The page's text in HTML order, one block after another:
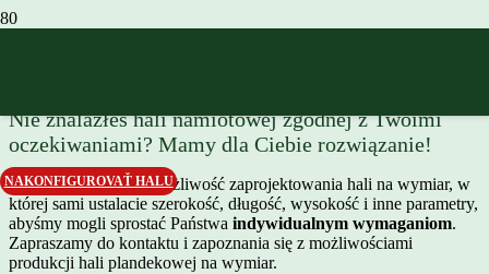
NAKONFIGUROVAŤ HALU
Nie znalazłeś hali namiotowej zgodnej z Twoimi
oczekiwaniami? Mamy dla Ciebie rozwiązanie!
Oferujemy Państwu możliwość zaprojektowania hali na wymiar, w
której sami ustalacie szerokość, długość, wysokość i inne parametry,
abyśmy mogli sprostać Państwa indywidualnym wymaganiom.
Zapraszamy do kontaktu i zapoznania się z możliwościami
produkcji hali plandekowej na wymiar.
Hala namiotowa
Hala namiotowa